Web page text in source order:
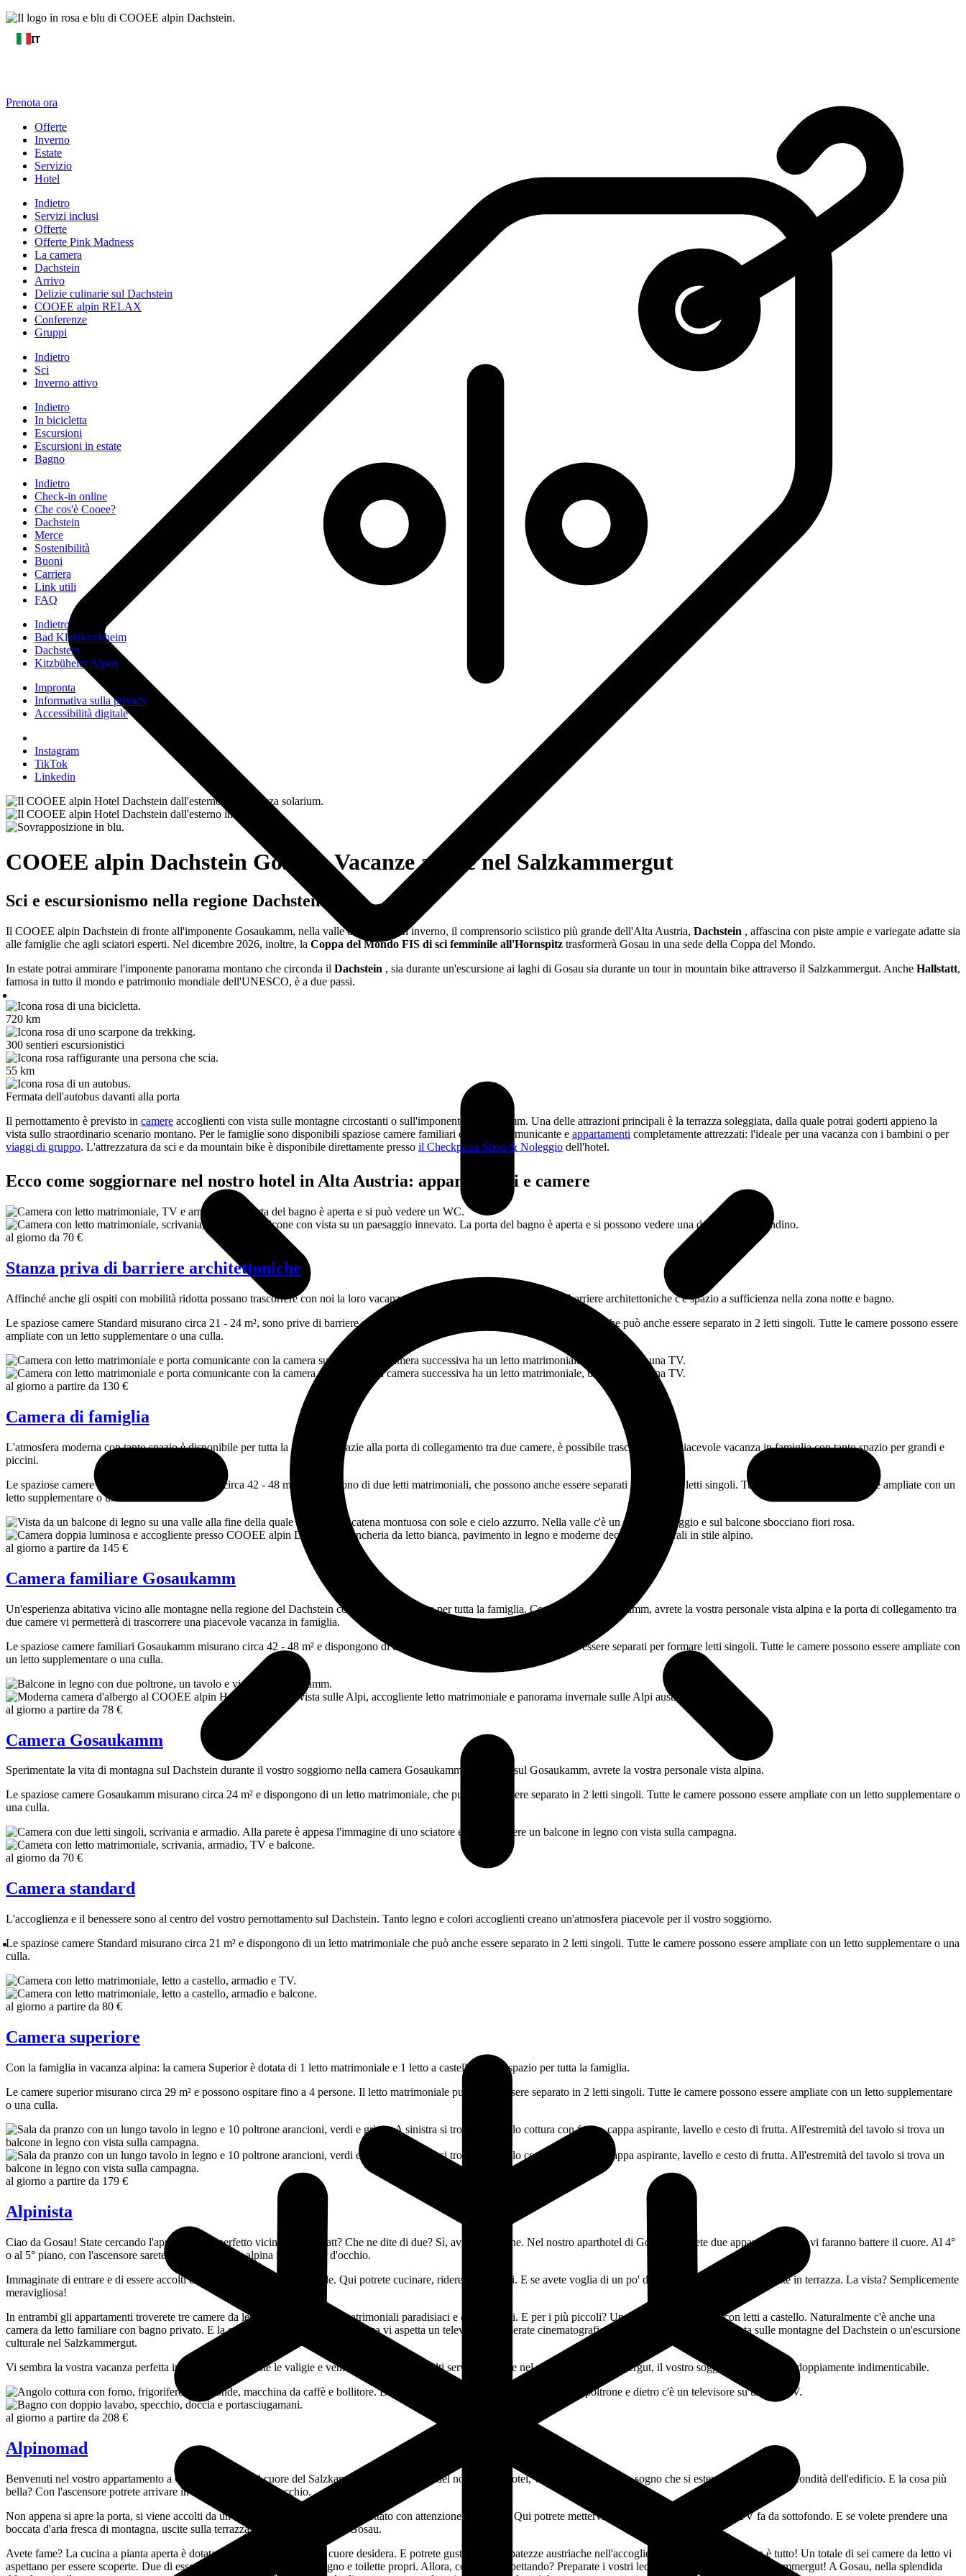
IT
Prenota ora
Offerte
Inverno
Estate
Servizio
Hotel
Indietro
Servizi inclusi
Offerte
Offerte Pink Madness
La camera
Dachstein
Arrivo
Delizie culinarie sul Dachstein
COOEE alpin RELAX
Conferenze
Gruppi
Indietro
Sci
Inverno attivo
Indietro
In bicicletta
Escursioni
Escursioni in estate
Bagno
Indietro
Check-in online
Che cos'è Cooee?
Dachstein
Merce
Sostenibilità
Buoni
Carriera
Link utili
FAQ
Indietro
Bad Kleinkirchheim
Dachstein
Kitzbüheler Alpen
Impronta
Informativa sulla privacy
Accessibilità digitale
Instagram
TikTok
Linkedin
COOEE alpin Dachstein Gosau - Vacanze attive nel Salzkammergut
Sci e escursionismo nella regione Dachstein
Il COOEE alpin Dachstein di fronte all'imponente Gosaukamm, nella valle del Gosau. In inverno, il comprensorio sciistico più grande dell'Alta Austria, Dachstein , affascina con piste ampie e variegate adatte sia
alle famiglie che agli sciatori esperti. Nel dicembre 2026, inoltre, la Coppa del Mondo FIS di sci femminile all'Hornspitz trasformerà Gosau in una sede della Coppa del Mondo.
In estate potrai ammirare l'imponente panorama montano che circonda il Dachstein , sia durante un'escursione ai laghi di Gosau sia durante un tour in mountain bike attraverso il Salzkammergut. Anche Hallstatt,
famosa in tutto il mondo e patrimonio mondiale dell'UNESCO, è a due passi.
720 km
300 sentieri escursionistici
55 km
Fermata dell'autobus davanti alla porta
Il pernottamento è previsto in camere accoglienti con vista sulle montagne circostanti o sull'imponente Gosaukamm. Una delle attrazioni principali è la terrazza soleggiata, dalla quale potrai goderti appieno la
vista sullo straordinario scenario montano. Per le famiglie sono disponibili spaziose camere familiari con porta comunicante e appartamenti completamente attrezzati: l'ideale per una vacanza con i bambini o per
viaggi di gruppo. L'attrezzatura da sci e da mountain bike è disponibile direttamente presso il Checkpoint Shop & Noleggio dell'hotel.
Ecco come soggiornare nel nostro hotel in Alta Austria: appartamenti e camere
al giorno da 70 €
Stanza priva di barriere architettoniche
Affinché anche gli ospiti con mobilità ridotta possano trascorrere con noi la loro vacanza alpina, nelle nostre camere prive di barriere architettoniche c'è spazio a sufficienza nella zona notte e bagno.
Le spaziose camere Standard misurano circa 21 - 24 m², sono prive di barriere architettoniche e dispongono di un letto matrimoniale che può anche essere separato in 2 letti singoli. Tutte le camere possono essere
ampliate con un letto supplementare o una culla.
al giorno a partire da 130 €
Camera di famiglia
L'atmosfera moderna con tanto spazio è disponibile per tutta la famiglia. Grazie alla porta di collegamento tra due camere, è possibile trascorrere una piacevole vacanza in famiglia con tanto spazio per grandi e
piccini.
Le spaziose camere familiari Connect misurano circa 42 - 48 m² e dispongono di due letti matrimoniali, che possono anche essere separati per formare letti singoli. Tutte le camere possono essere ampliate con un
letto supplementare o una culla.
al giorno a partire da 145 €
Camera familiare Gosaukamm
Un'esperienza abitativa vicino alle montagne nella regione del Dachstein con spazio sufficiente per tutta la famiglia. Con vista sul Gosaukamm, avrete la vostra personale vista alpina e la porta di collegamento tra
due camere vi permetterà di trascorrere una piacevole vacanza in famiglia.
Le spaziose camere familiari Gosaukamm misurano circa 42 - 48 m² e dispongono di due letti matrimoniali, che possono anche essere separati per formare letti singoli. Tutte le camere possono essere ampliate con
un letto supplementare o una culla.
al giorno a partire da 78 €
Camera Gosaukamm
Sperimentate la vita di montagna sul Dachstein durante il vostro soggiorno nella camera Gosaukamm. Con vista sul Gosaukamm, avrete la vostra personale vista alpina.
Le spaziose camere Gosaukamm misurano circa 24 m² e dispongono di un letto matrimoniale, che può anche essere separato in 2 letti singoli. Tutte le camere possono essere ampliate con un letto supplementare o
una culla.
al giorno da 70 €
Camera standard
L'accoglienza e il benessere sono al centro del vostro pernottamento sul Dachstein. Tanto legno e colori accoglienti creano un'atmosfera piacevole per il vostro soggiorno.
Le spaziose camere Standard misurano circa 21 m² e dispongono di un letto matrimoniale che può anche essere separato in 2 letti singoli. Tutte le camere possono essere ampliate con un letto supplementare o una
culla.
al giorno a partire da 80 €
Camera superiore
Con la famiglia in vacanza alpina: la camera Superior è dotata di 1 letto matrimoniale e 1 letto a castello e offre spazio per tutta la famiglia.
Le camere superior misurano circa 29 m² e possono ospitare fino a 4 persone. Il letto matrimoniale può anche essere separato in 2 letti singoli. Tutte le camere possono essere ampliate con un letto supplementare
o una culla.
al giorno a partire da 179 €
Alpinista
Ciao da Gosau! State cercando l'appartamento perfetto vicino ad Hallstatt? Che ne dite di due? Sì, avete letto bene. Nel nostro aparthotel di Gosau troverete due appartamenti che vi faranno battere il cuore. Al 4°
o al 5° piano, con l'ascensore sarete nella vostra casa alpina in un batter d'occhio.
Immaginate di entrare e di essere accolti da una spaziosa cucina abitabile. Qui potrete cucinare, ridere e divertirvi. E se avete voglia di un po' di aria fresca di montagna, uscite in terrazza. La vista? Semplicemente
meravigliosa!
In entrambi gli appartamenti troverete tre camere da letto separate con letti matrimoniali paradisiaci e confortevoli. E per i più piccoli? Una camera per bambini con letti a castello. Naturalmente c'è anche una
camera da letto familiare con bagno privato. E la cosa migliore è che in ogni stanza vi aspetta un televisore, per serate cinematografiche accoglienti dopo una giornata sulle montagne del Dachstein o un'escursione
culturale nel Salzkammergut.
Vi sembra la vostra vacanza perfetta in Austria? Allora fate le valigie e venite a Gosau. Con molti servizi inclusi e nel cuore del Salzkammergut, il vostro soggiorno da noi sarà doppiamente indimenticabile.
al giorno a partire da 208 €
Alpinomad
Benvenuti nel vostro appartamento a Gosau! Proprio nel cuore del Salzkammergut, al 4° piano del nostro aparthotel, vi aspetta una casa da sogno che si estende per tutta la profondità dell'edificio. E la cosa più
bella? Con l'ascensore potrete arrivare in cima in un batter d'occhio.
Non appena si apre la porta, si viene accolti da un soggiorno di alta qualità, progettato con attenzione ai dettagli. Qui potrete mettervi comodi sul divano mentre la TV fa da sottofondo. E se volete prendere una
boccata d'aria fresca di montagna, uscite sulla terrazza e godetevi la vista su Gosau.
Avete fame? La cucina a pianta aperta è dotata di tutto ciò che il vostro cuore desidera. E potrete gustare le prelibatezze austriache nell'accogliente zona pranzo. Ma non è tutto! Un totale di sei camere da letto vi
aspettano per essere scoperte. Due di esse sono camere familiari con bagno e toilette propri. Allora, cosa state aspettando? Preparate i vostri lederhosen e partite per il Salzkammergut! A Gosau, nella splendida